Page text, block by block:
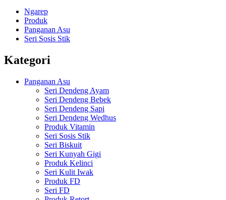
Ngarep
Produk
Panganan Asu
Seri Sosis Stik
Kategori
Panganan Asu
Seri Dendeng Ayam
Seri Dendeng Bebek
Seri Dendeng Sapi
Seri Dendeng Wedhus
Produk Vitamin
Seri Sosis Stik
Seri Biskuit
Seri Kunyah Gigi
Produk Kelinci
Seri Kulit Iwak
Produk FD
Seri FD